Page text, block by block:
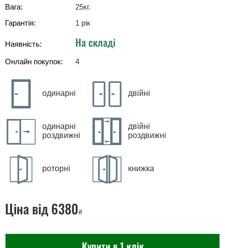
Вага:
25кг.
Гарантія:
1 рік
Наявність: На складі
Онлайн покупок: 4
одинарні двійні
одинарні
роздвижні
двійні
роздвижні
роторні книжка
Ціна від 6380₴